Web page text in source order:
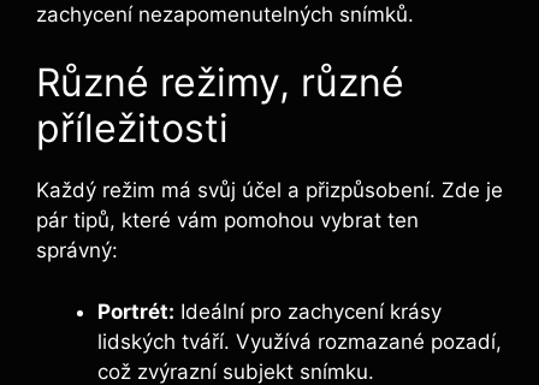
zachycení nezapomenutelných snímků.
Různé režimy, různé
příležitosti
Každý režim má svůj účel a přizpůsobení. Zde je
pár tipů, které vám pomohou vybrat ten
správný:
Portrét: Ideální pro zachycení krásy
lidských tváří. Využívá rozmazané pozadí,
což zvýrazní subjekt snímku.